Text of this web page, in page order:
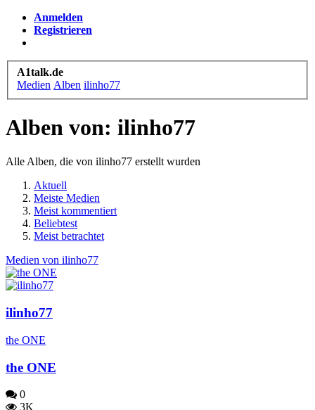
Anmelden
Registrieren
A1talk.de
Medien Alben ilinho77
Alben von: ilinho77
Alle Alben, die von ilinho77 erstellt wurden
Aktuell
Meiste Medien
Meist kommentiert
Beliebtest
Meist betrachtet
Medien von ilinho77
ilinho77
the ONE
the ONE
0
3K